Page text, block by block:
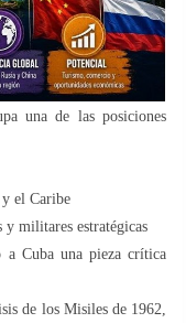
una de las posiciones
el Caribe
y militares estratégicas
a Cuba una pieza crítica
de los Misiles de 1962,